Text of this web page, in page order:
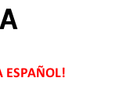
ESPAÑOL!